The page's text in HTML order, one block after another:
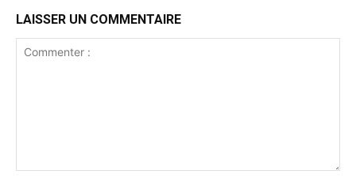
LAISSER UN COMMENTAIRE